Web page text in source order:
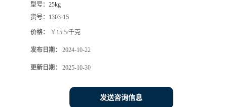
型号： 25kg
货号： 1303-15
价格： ￥15.5/千克
发布日期： 2024-10-22
更新日期： 2025-10-30
发送咨询信息